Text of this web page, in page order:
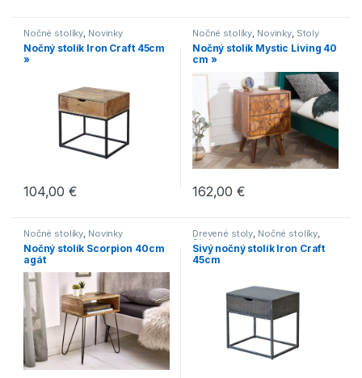
Nočné stolíky, Novinky
Nočný stolík Iron Craft 45cm
»
104,00€
Nočné stolíky, Novinky, Stoly
Nočný stolík Mystic Living 40
cm »
162,00€
Nočné stolíky, Novinky
Nočný stolík Scorpion 40cm
agát
Drevené stoly, Nočné stolíky,
Stoly
Sivý nočný stolík Iron Craft
45cm